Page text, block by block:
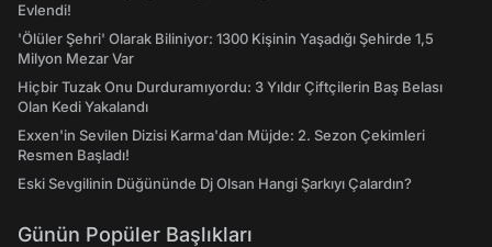
Evlendi!
'Ölüler Şehri' Olarak Biliniyor: 1300 Kişinin Yaşadığı Şehirde 1,5
Milyon Mezar Var
Hiçbir Tuzak Onu Durduramıyordu: 3 Yıldır Çiftçilerin Baş Belası
Olan Kedi Yakalandı
Exxen'in Sevilen Dizisi Karma'dan Müjde: 2. Sezon Çekimleri
Resmen Başladı!
Eski Sevgilinin Düğününde Dj Olsan Hangi Şarkıyı Çalardın?
Günün Popüler Başlıkları